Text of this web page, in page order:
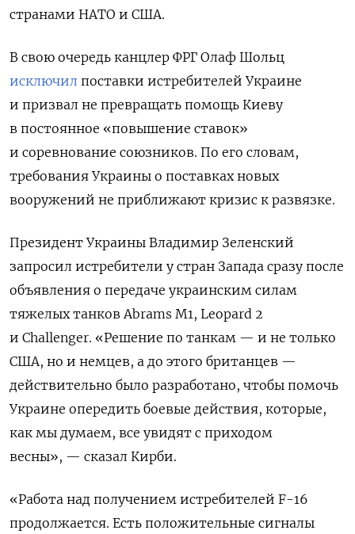
странами НАТО и США.
В свою очередь канцлер ФРГ Олаф Шольц
исключил поставки истребителей Украине
и призвал не превращать помощь Киеву
в постоянное «повышение ставок»
и соревнование союзников. По его словам,
требования Украины о поставках новых
вооружений не приближают кризис к развязке.
Президент Украины Владимир Зеленский
запросил истребители у стран Запада сразу после
объявления о передаче украинским силам
тяжелых танков Abrams M1, Leopard 2
и Challenger. «Решение по танкам — и не только
США, но и немцев, а до этого британцев —
действительно было разработано, чтобы помочь
Украине опередить боевые действия, которые,
как мы думаем, все увидят с приходом
весны», — сказал Кирби.
«Работа над получением истребителей F-16
продолжается. Есть положительные сигналы